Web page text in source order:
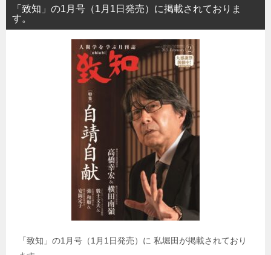
「致知」の1月号（1月1日発売）に掲載されておりま
す。
「致知」の1月号（1月1日発売）に 私堀田が掲載されており